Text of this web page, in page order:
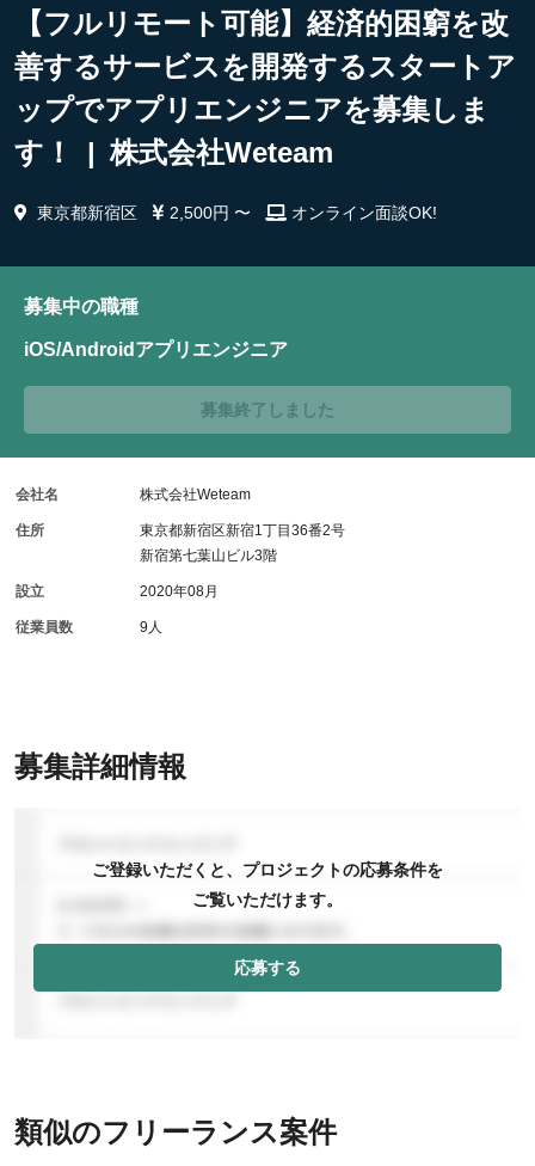
【フルリモート可能】経済的困窮を改
善するサービスを開発するスタートア
ップでアプリエンジニアを募集しま
す！ | 株式会社Weteam
東京都新宿区 2,500円 〜 オンライン面談OK!
募集詳細情報
ご登録いただくと、プロジェクトの応募条件を
ご覧いただけます。
応募する
募集中の職種
iOS/Androidアプリエンジニア
募集終了しました
会社名 株式会社Weteam
住所
東京都新宿区新宿1丁目36番2号
新宿第七葉山ビル3階
設立 2020年08月
従業員数 9人
類似のフリーランス案件